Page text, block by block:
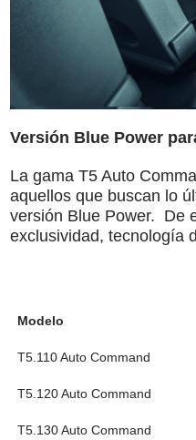
Versión Blue Power
La gama T5 Auto
aquellos que buscan lo
versión Blue Power. De
exclusividad, tecnología
Modelo
T5.110 Auto Command
T5.120 Auto Command
T5.130 Auto Command